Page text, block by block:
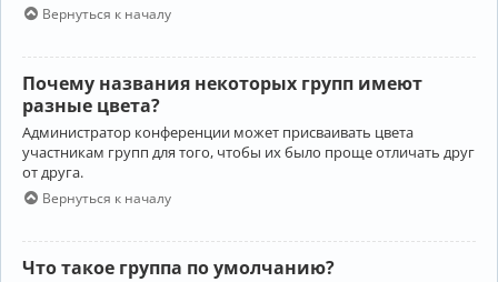
Вернуться к началу
Почему названия некоторых групп имеют
разные цвета?
Администратор конференции может присваивать цвета
участникам групп для того, чтобы их было проще отличать друг
от друга.
Вернуться к началу
Что такое группа по умолчанию?